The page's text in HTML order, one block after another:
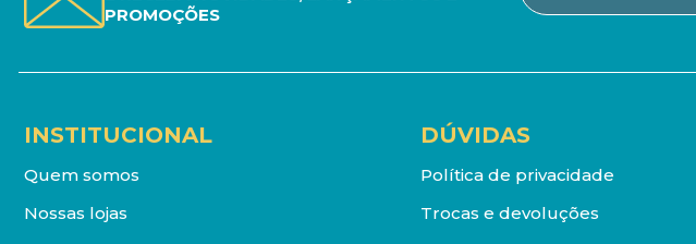
PROMOÇÕES
INSTITUCIONAL
Quem somos
Nossas lojas
DÚVIDAS
Política de privacidade
Trocas e devoluções